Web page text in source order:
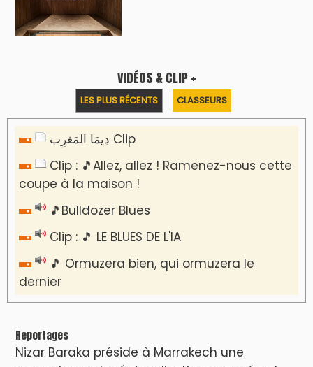
VIDÉOS & CLIP +
LES PLUS RÉCENTS CLASSEURS
دِيمَا المَغرِب Clip
Clip : 🎵Allez, allez ! Ramenez-nous cette
coupe à la maison !
🎵Bulldozer Blues
Clip : 🎵 LE BLUES DE L'IA
🎵 Ormuzera bien, qui ormuzera le
dernier
Reportages
Nizar Baraka préside à Marrakech une